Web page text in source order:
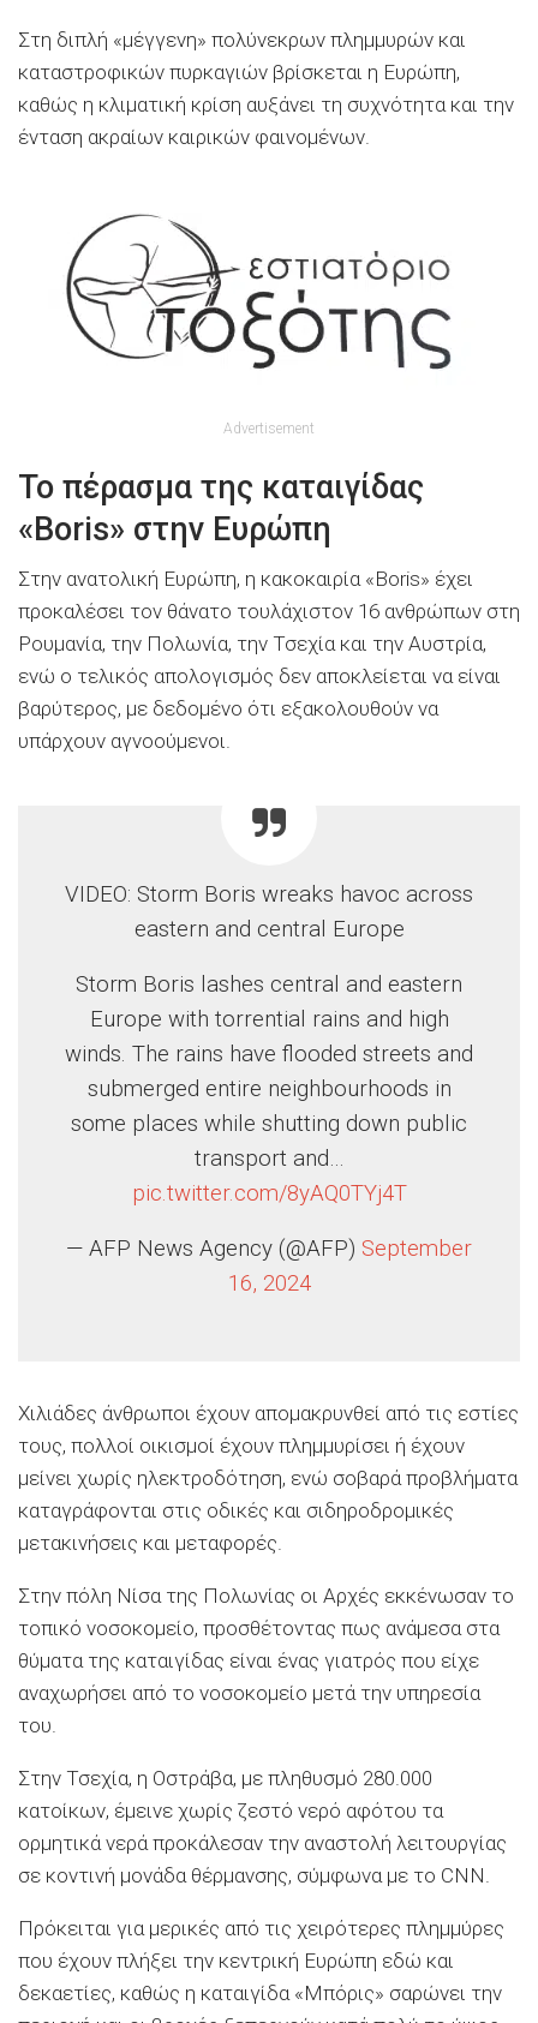
Στη διπλή «μέγγενη» πολύνεκρων πλημμυρών και
καταστροφικών πυρκαγιών βρίσκεται η Ευρώπη,
καθώς η κλιματική κρίση αυξάνει τη συχνότητα και την
ένταση ακραίων καιρικών φαινομένων.
Advertisement
Το πέρασμα της καταιγίδας
«Boris» στην Ευρώπη
Στην ανατολική Ευρώπη, η κακοκαιρία «Boris» έχει
προκαλέσει τον θάνατο τουλάχιστον 16 ανθρώπων στη
Ρουμανία, την Πολωνία, την Τσεχία και την Αυστρία,
ενώ ο τελικός απολογισμός δεν αποκλείεται να είναι
βαρύτερος, με δεδομένο ότι εξακολουθούν να
υπάρχουν αγνοούμενοι.
VIDEO: Storm Boris wreaks havoc across
eastern and central Europe
Storm Boris lashes central and eastern
Europe with torrential rains and high
winds. The rains have flooded streets and
submerged entire neighbourhoods in
some places while shutting down public
transport and…
pic.twitter.com/8yAQ0TYj4T
— AFP News Agency (@AFP) September
16, 2024
Χιλιάδες άνθρωποι έχουν απομακρυνθεί από τις εστίες
τους, πολλοί οικισμοί έχουν πλημμυρίσει ή έχουν
μείνει χωρίς ηλεκτροδότηση, ενώ σοβαρά προβλήματα
καταγράφονται στις οδικές και σιδηροδρομικές
μετακινήσεις και μεταφορές.
Στην πόλη Νίσα της Πολωνίας οι Αρχές εκκένωσαν το
τοπικό νοσοκομείο, προσθέτοντας πως ανάμεσα στα
θύματα της καταιγίδας είναι ένας γιατρός που είχε
αναχωρήσει από το νοσοκομείο μετά την υπηρεσία
του.
Στην Τσεχία, η Οστράβα, με πληθυσμό 280.000
κατοίκων, έμεινε χωρίς ζεστό νερό αφότου τα
ορμητικά νερά προκάλεσαν την αναστολή λειτουργίας
σε κοντινή μονάδα θέρμανσης, σύμφωνα με το CNN.
Πρόκειται για μερικές από τις χειρότερες πλημμύρες
που έχουν πλήξει την κεντρική Ευρώπη εδώ και
δεκαετίες, καθώς η καταιγίδα «Μπόρις» σαρώνει την